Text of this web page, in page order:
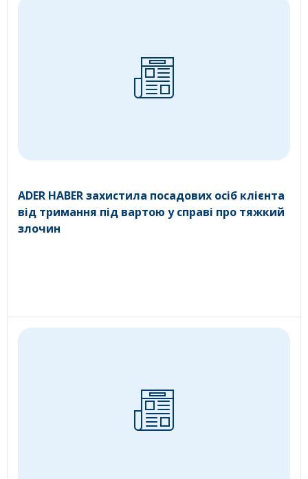
ADER HABER захистила посадових осіб клієнта
від тримання під вартою у справі про тяжкий
злочин